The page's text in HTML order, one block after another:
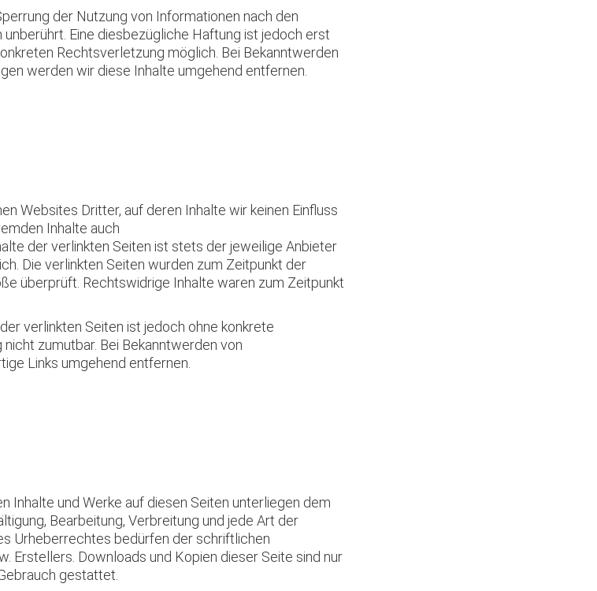
der Nutzung von Informationen nach den
Eine diesbezügliche Haftung ist jedoch erst
Rechtsverletzung möglich. Bei Bekanntwerden
werden wir diese Inhalte umgehend entfernen.
Websites Dritter, auf deren Inhalte wir keinen Einfluss
Inhalte auch
der verlinkten Seiten ist stets der jeweilige Anbieter
Die verlinkten Seiten wurden zum Zeitpunkt der
überprüft. Rechtswidrige Inhalte waren zum Zeitpunkt
verlinkten Seiten ist jedoch ohne konkrete
zumutbar. Bei Bekanntwerden von
Links umgehend entfernen.
Inhalte und Werke auf diesen Seiten unterliegen dem
Bearbeitung, Verbreitung und jede Art der
Urheberrechtes bedürfen der schriftlichen
Erstellers. Downloads und Kopien dieser Seite sind nur
gestattet.